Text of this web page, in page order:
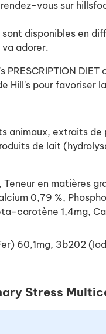
vous sur
sont disponibles
adorer.
PRESCRIPTION
Hill's pour favoriser
animaux, extraits
de lait
Teneur en matières
0,79 %,
carotène 1,4mg,
60,1mg, 3b202
Stress